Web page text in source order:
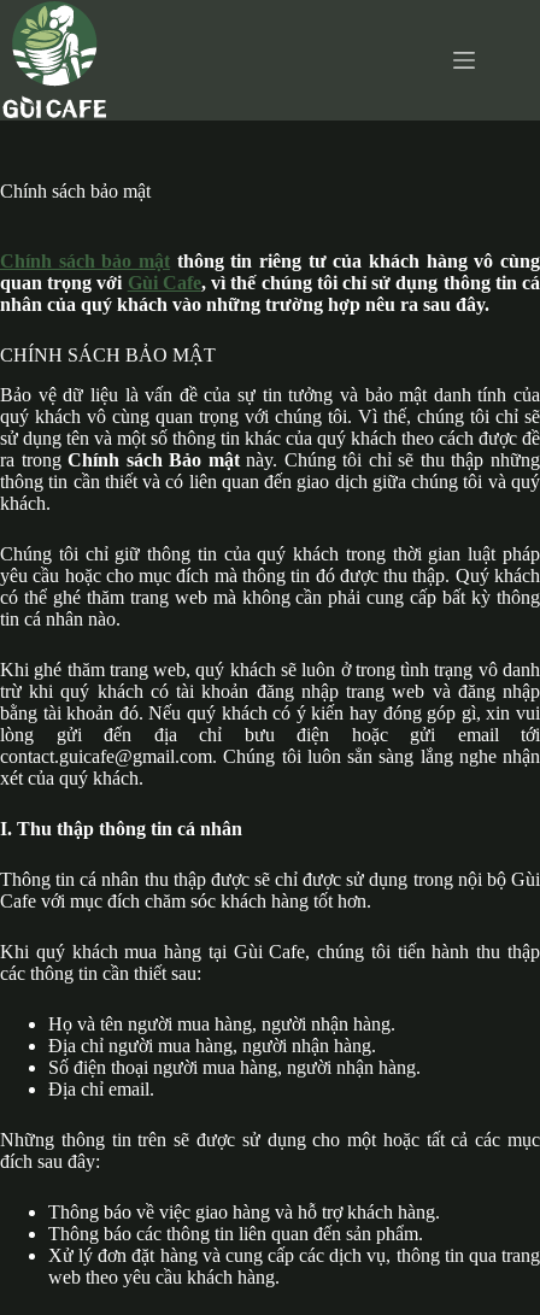
Chuyển
đến
phần
nội
dung
Chính sách bảo mật
Chính sách bảo mật thông tin riêng tư của khách hàng vô cùng
quan trọng với Gùi Cafe, vì thế chúng tôi chỉ sử dụng thông tin cá
nhân của quý khách vào những trường hợp nêu ra sau đây.
CHÍNH SÁCH BẢO MẬT
Bảo vệ dữ liệu là vấn đề của sự tin tưởng và bảo mật danh tính của
quý khách vô cùng quan trọng với chúng tôi. Vì thế, chúng tôi chỉ sẽ
sử dụng tên và một số thông tin khác của quý khách theo cách được đề
ra trongChính sách Bảo mậtnày. Chúng tôi chỉ sẽ thu thập những
thông tin cần thiết và có liên quan đến giao dịch giữa chúng tôi và quý
khách.
Chúng tôi chỉ giữ thông tin của quý khách trong thời gian luật pháp
yêu cầu hoặc cho mục đích mà thông tin đó được thu thập. Quý khách
có thể ghé thăm trang web mà không cần phải cung cấp bất kỳ thông
tin cá nhân nào.
Khi ghé thăm trang web, quý khách sẽ luôn ở trong tình trạng vô danh
trừ khi quý khách có tài khoản đăng nhập trang web và đăng nhập
bằng tài khoản đó. Nếu quý khách có ý kiến hay đóng góp gì, xin vui
lòng gửi đến địa chỉ bưu điện hoặc gửi email tới
contact.guicafe@gmail.com. Chúng tôi luôn sẳn sàng lắng nghe nhận
xét của quý khách.
I. Thu thập thông tin cá nhân
Thông tin cá nhân thu thập được sẽ chỉ được sử dụng trong nội bộ Gùi
Cafe với mục đích chăm sóc khách hàng tốt hơn.
Khi quý khách mua hàng tại Gùi Cafe, chúng tôi tiến hành thu thập
các thông tin cần thiết sau:
Họ và tên người mua hàng, người nhận hàng.
Địa chỉ người mua hàng, người nhận hàng.
Số điện thoại người mua hàng, người nhận hàng.
Địa chỉ email.
Những thông tin trên sẽ được sử dụng cho một hoặc tất cả các mục
đích sau đây:
Thông báo về việc giao hàng và hỗ trợ khách hàng.
Thông báo các thông tin liên quan đến sản phẩm.
Xử lý đơn đặt hàng và cung cấp các dịch vụ, thông tin qua trang
web theo yêu cầu khách hàng.